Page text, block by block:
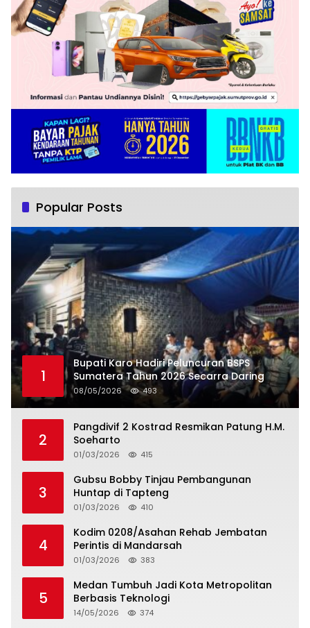
Popular Posts
1
Bupati Karo Hadiri Peluncuran BSPS
Sumatera Tahun 2026 Secarra Daring
08/05/2026 493
2
Pangdivif 2 Kostrad Resmikan Patung H.M.
Soeharto
01/03/2026 415
3
Gubsu Bobby Tinjau Pembangunan
Huntap di Tapteng
01/03/2026 410
4
Kodim 0208/Asahan Rehab Jembatan
Perintis di Mandarsah
01/03/2026 383
5
Medan Tumbuh Jadi Kota Metropolitan
Berbasis Teknologi
14/05/2026 374